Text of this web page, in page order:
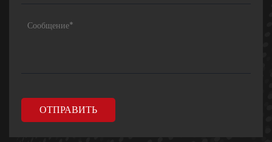
ОТПРАВИТЬ